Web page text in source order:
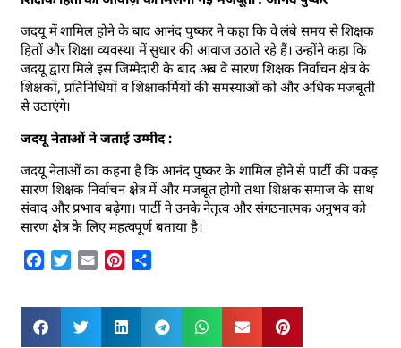
जदयू में शामिल होने के बाद आनंद पुष्कर ने कहा कि वे लंबे समय से शिक्षक
हितों और शिक्षा व्यवस्था में सुधार की आवाज उठाते रहे हैं। उन्होंने कहा कि
जदयू द्वारा मिले इस जिम्मेदारी के बाद अब वे सारण शिक्षक निर्वाचन क्षेत्र के
शिक्षकों, प्रतिनिधियों व शिक्षाकर्मियों की समस्याओं को और अधिक मजबूती
से उठाएंगे।
जदयू नेताओं ने जताई उम्मीद :
जदयू नेताओं का कहना है कि आनंद पुष्कर के शामिल होने से पार्टी की पकड़
सारण शिक्षक निर्वाचन क्षेत्र में और मजबूत होगी तथा शिक्षक समाज के साथ
संवाद और प्रभाव बढ़ेगा। पार्टी ने उनके नेतृत्व और संगठनात्मक अनुभव को
सारण क्षेत्र के लिए महत्वपूर्ण बताया है।
Facebook
Twitter
Email Pinterest